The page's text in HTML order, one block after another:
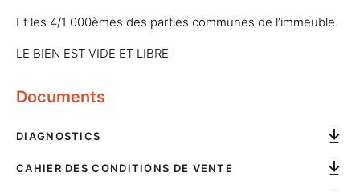
Et les 4/1 000èmes des parties communes de l’immeuble.
LE BIEN EST VIDE ET LIBRE
Documents
DIAGNOSTICS
CAHIER DES CONDITIONS DE VENTE